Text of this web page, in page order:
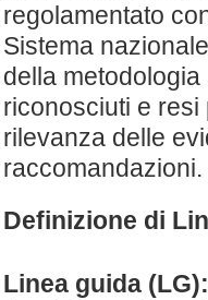
regolamentato
Sistema
della
riconosciuti e resi
rilevanza delle
raccomandazioni.
Definizione di
Linea guida (LG):